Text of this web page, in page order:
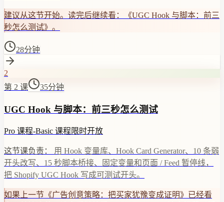
建议从这节开始。读完后继续看：《UGC Hook 与脚本：前三
秒怎么测试》。
28分钟
2
第 2 课
35分钟
UGC Hook 与脚本：前三秒怎么测试
Pro 课程-Basic 课程 限时开放
这节课负责：
用 Hook 变量库、Hook Card Generator、10 条弱
开头改写、15 秒脚本桥接、固定变量和页面 / Feed 暂停线，
把 Shopify UGC Hook 写成可测试开头。
如果上一节《广告创意策略：把买家犹豫变成证明》已经看